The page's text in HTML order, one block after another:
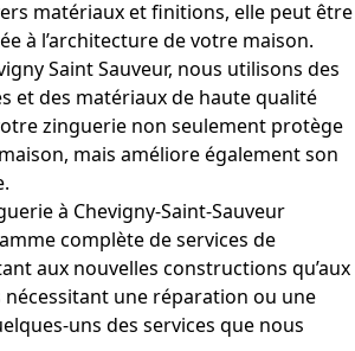
matériaux et finitions, elle peut être
à l’architecture de votre maison.
Saint Sauveur, nous utilisons des
et des matériaux de haute qualité
zinguerie non seulement protège
mais améliore également son
à Chevigny-Saint-Sauveur
complète de services de
aux nouvelles constructions qu’aux
une réparation ou une
uns des services que nous